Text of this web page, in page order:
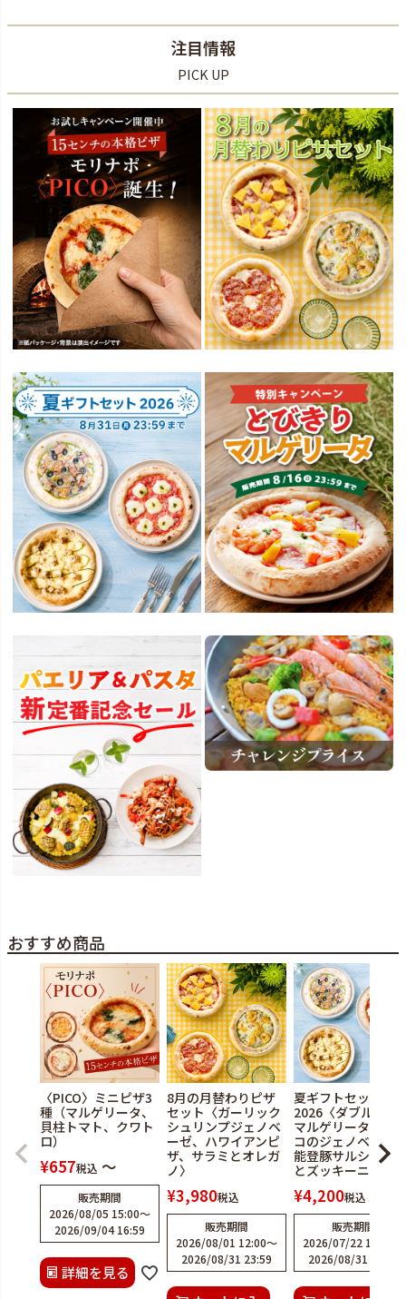
注目情報
PICK UP
おすすめ商品
〈PICO〉ミニピザ3
種（マルゲリータ、
貝柱トマト、クワト
ロ）
¥657税込 〜
販売期間
2026/08/05 15:00〜
2026/09/04 16:59
詳細を見る
8月の月替わりピザ
セット〈ガーリック
シュリンプジェノベ
ーゼ、ハワイアンピ
ザ、サラミとオレガ
ノ〉
¥3,980税込
販売期間
2026/08/01 12:00〜
2026/08/31 23:59
夏ギフトセット
2026〈ダブルチー
マルゲリータ、水
コのジェノベーゼ
能登豚サルシッチ
とズッキーニ〉
¥4,200税込
販売期間
2026/07/22 12:00
2026/08/31 23:59